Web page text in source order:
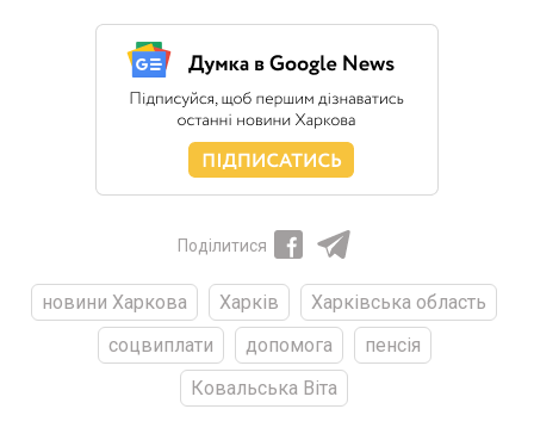
Поділитися
новини Харкова Харків
Харківська область
соцвиплати
допомога
пенсія
Ковальська Віта